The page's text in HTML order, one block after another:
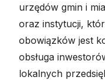
urzędów gmin i
oraz instytucji,
obowiązków jest
obsługa
lokalnych